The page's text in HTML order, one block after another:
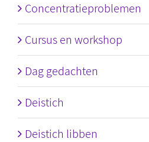
Concentratieproblemen
Cursus en workshop
Dag gedachten
Deistich
Deistich libben